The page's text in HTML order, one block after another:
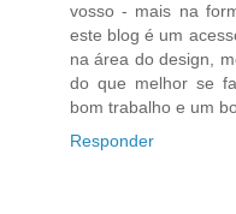
vosso - mais na
este blog é um
na área do design,
do que melhor se
bom trabalho e um
Responder